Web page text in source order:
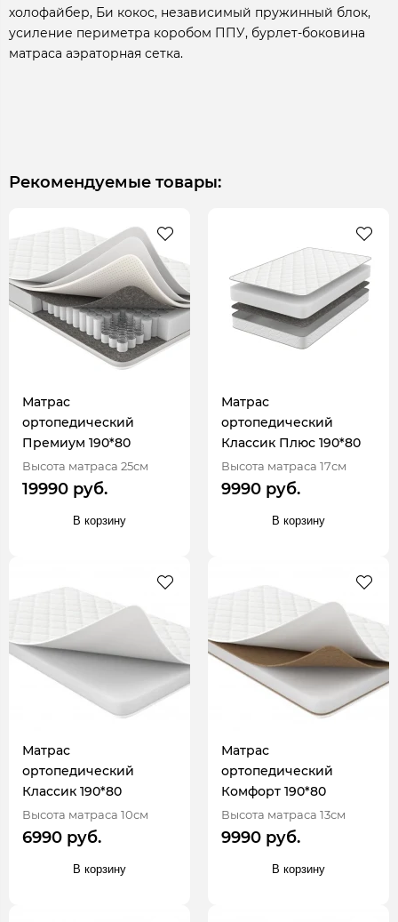
холофайбер, Би кокос, независимый пружинный блок,
усиление периметра коробом ППУ, бурлет-боковина
матраса аэраторная сетка.
Рекомендуемые товары:
Матрас
ортопедический
Премиум 190*80
Высота матраса 25см
19990 руб.
В корзину
Матрас
ортопедический
Классик Плюс 190*80
Высота матраса 17см
9990 руб.
В корзину
Матрас
ортопедический
Классик 190*80
Высота матраса 10см
6990 руб.
В корзину
Матрас
ортопедический
Комфорт 190*80
Высота матраса 13см
9990 руб.
В корзину